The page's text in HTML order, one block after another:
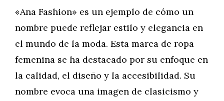
«Ana Fashion» es un ejemplo de cómo un
nombre puede reflejar estilo y elegancia en
el mundo de la moda. Esta marca de ropa
femenina se ha destacado por su enfoque en
la calidad, el diseño y la accesibilidad. Su
nombre evoca una imagen de clasicismo y